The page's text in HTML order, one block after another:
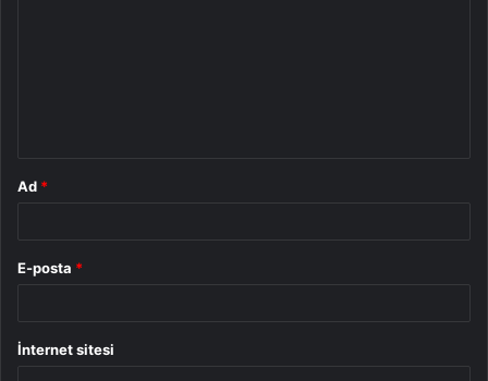
Ad *
E-posta *
İnternet sitesi